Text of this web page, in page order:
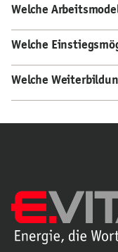
Welche
Welche
Welche